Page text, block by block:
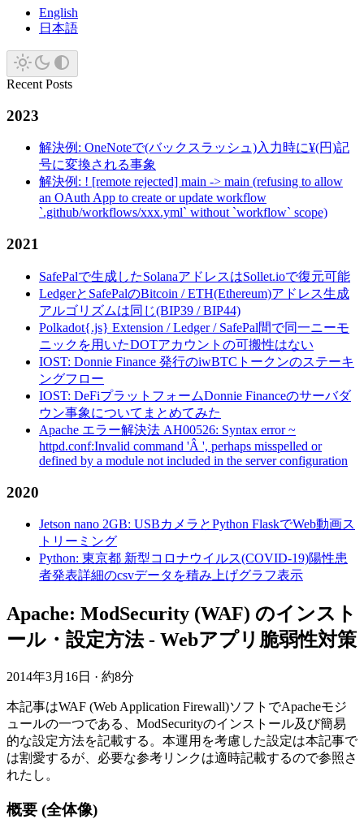
English
日本語
Recent Posts
2023
解決例: OneNoteで(バックスラッシュ)入力時に¥(円)記
号に変換される事象
解決例: ! [remote rejected] main -> main (refusing to allow
an OAuth App to create or update workflow
`.github/workflows/xxx.yml` without `workflow` scope)
2021
SafePalで生成したSolanaアドレスはSollet.ioで復元可能
LedgerとSafePalのBitcoin / ETH(Ethereum)アドレス生成
アルゴリズムは同じ(BIP39 / BIP44)
Polkadot{.js} Extension / Ledger / SafePal間で同一ニーモ
ニックを用いたDOTアカウントの可搬性はない
IOST: Donnie Finance 発行のiwBTCトークンのステーキ
ングフロー
IOST: DeFiプラットフォームDonnie Financeのサーバダ
ウン事象についてまとめてみた
Apache エラー解決法 AH00526: Syntax error ~
httpd.conf:Invalid command 'Â ', perhaps misspelled or
defined by a module not included in the server configuration
2020
Jetson nano 2GB: USBカメラとPython FlaskでWeb動画ス
トリーミング
Python: 東京都 新型コロナウイルス(COVID-19)陽性患
者発表詳細のcsvデータを積み上げグラフ表示
Apache: ModSecurity (WAF) のインスト
ール・設定方法 - Webアプリ脆弱性対策
2014年3月16日 · 約8分
本記事はWAF (Web Application Firewall)ソフトでApacheモジ
ュールの一つである、ModSecurityのインストール及び簡易
的な設定方法を記載する。本運用を考慮した設定は本記事で
は割愛するが、必要な参考リンクは適時記載するので参照さ
れたし。
概要 (全体像)